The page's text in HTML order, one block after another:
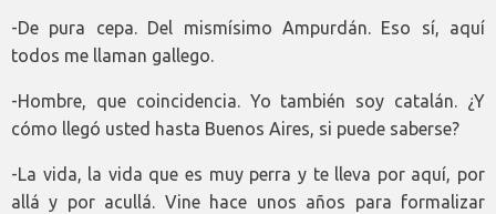
-De pura cepa. Del mismísimo Ampurdán. Eso sí, aquí
todos me llaman gallego.
-Hombre, que coincidencia. Yo también soy catalán. ¿Y
cómo llegó usted hasta Buenos Aires, si puede saberse?
-La vida, la vida que es muy perra y te lleva por aquí, por
allá y por acullá. Vine hace unos años para formalizar